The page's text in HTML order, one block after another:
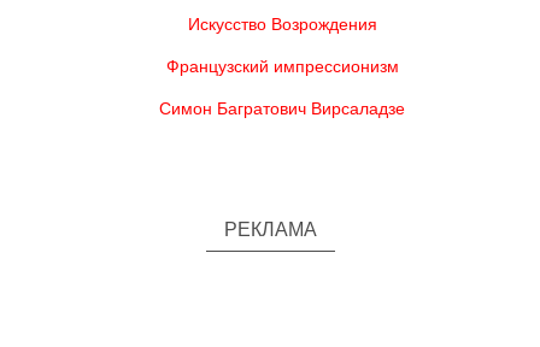
Искусство Возрождения
Французский импрессионизм
Симон Багратович Вирсаладзе
РЕКЛАМА